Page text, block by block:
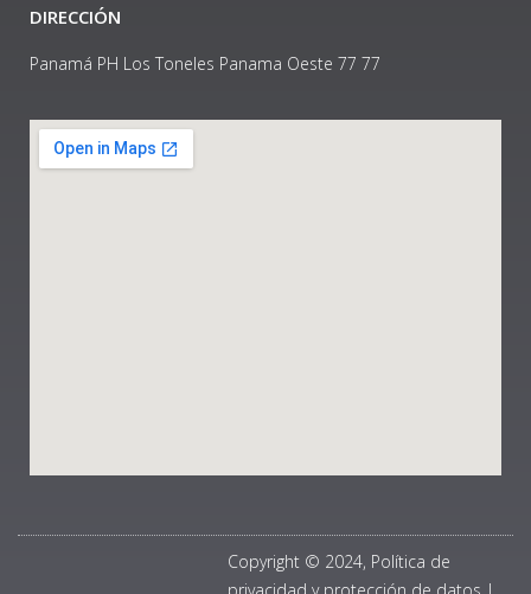
DIRECCIÓN
Panamá PH Los Toneles Panama Oeste 77 77
Copyright © 2024, Política de
privacidad y protección de datos |